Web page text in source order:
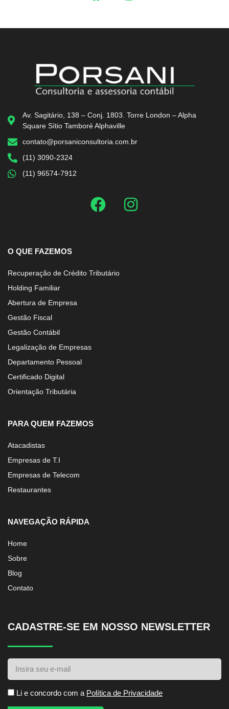
Av. Sagitário, 138 – Conj. 1803. Torre London – Alpha
Square Sítio Tamboré Alphaville
contato@porsaniconsultoria.com.br
(11) 3090-2324
(11) 96574-7912
O QUE FAZEMOS
Recuperação de Crédito Tributário
Holding Familiar
Abertura de Empresa
Gestão Fiscal
Gestão Contábil
Legalização de Empresas
Departamento Pessoal
Certificado Digital
Orientação Tributária
PARA QUEM FAZEMOS
Atacadistas
Empresas de T.I
Empresas de Telecom
Restaurantes
NAVEGAÇÃO RÁPIDA
Home
Sobre
Blog
Contato
CADASTRE-SE EM NOSSO NEWSLETTER
Li e concordo com a Política de Privacidade